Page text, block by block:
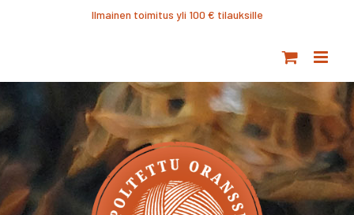
Ilmainen toimitus yli 100 € tilauksille